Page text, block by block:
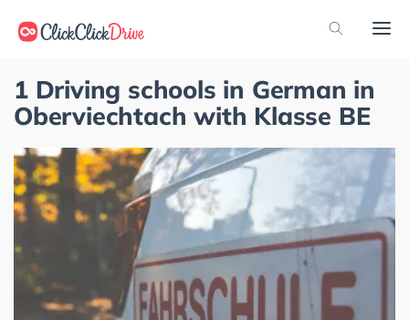
1 Driving schools in German in
Oberviechtach with Klasse BE